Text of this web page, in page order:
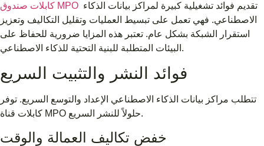
كابلات صندوق MPO
الاصطناعي. فهي تعمل على تبسيط العمليات وتقليل التكاليف وتعزيز
استقرار الشبكة بشكل عام. تعتبر هذه المزايا ضرورية للحفاظ على
البيئات المتطلبة للبنية التحتية للذكاء الاصطناعي.
فوائد النشر والتثبيت السريع
تتطلب مراكز بيانات الذكاء الاصطناعي الإعداد والتوسع السريع. توفر
كابلات قناة MPO حلولاً للنشر السريع.
خفض تكاليف العمالة والوقت